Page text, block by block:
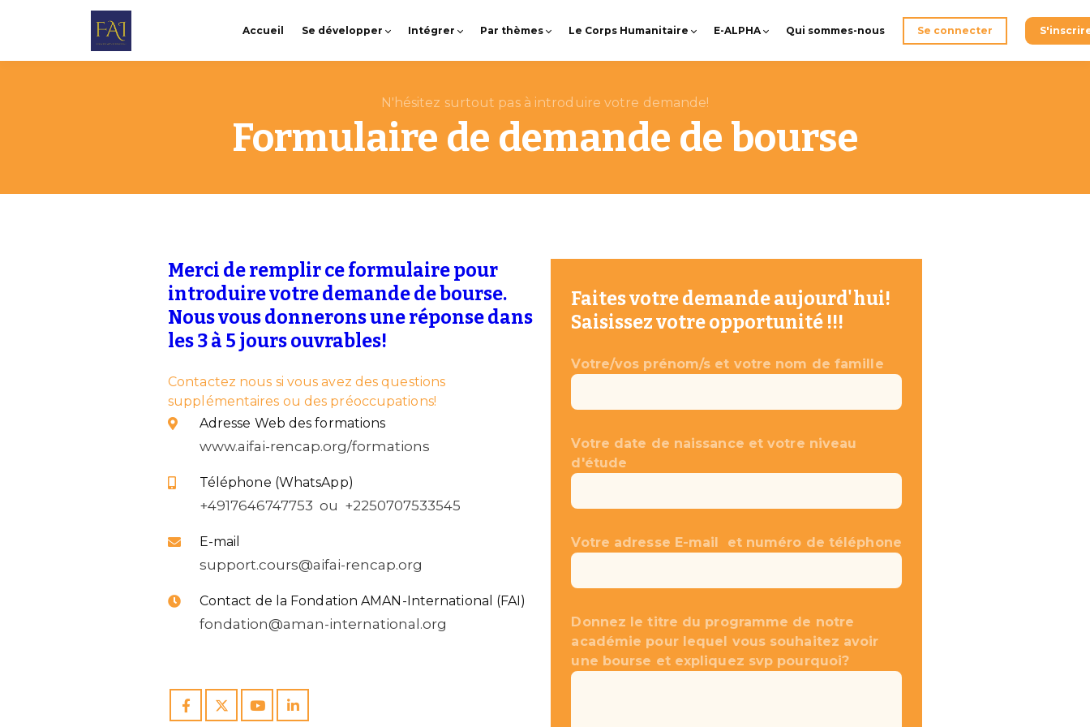
Accueil Se développer Intégrer Par thèmes Le Corps Humanitaire E-ALPHA Qui sommes-nous Se connecter
N'hésitez surtout pas à introduire votre demande!
Formulaire de demande de bourse
Merci de remplir ce formulaire pour
introduire votre demande de bourse.
Nous vous donnerons une réponse dans
les 3 à 5 jours ouvrables!
Contactez nous si vous avez des questions
supplémentaires ou des préoccupations!
Adresse Web des formations
www.aifai-rencap.org/formations
Téléphone (WhatsApp)
+4917646747753 ou +2250707533545
E-mail
support.cours@aifai-rencap.org
Contact de la Fondation AMAN-International (FAI)
fondation@aman-international.org
Faites votre demande aujourd'hui!
Saisissez votre opportunité !!!
Votre/vos prénom/s et votre nom de famille
Votre date de naissance et votre niveau
d'étude
Votre adresse E-mail et numéro de téléphone
Donnez le titre du programme de notre
académie pour lequel vous souhaitez avoir
une bourse et expliquez svp pourquoi?